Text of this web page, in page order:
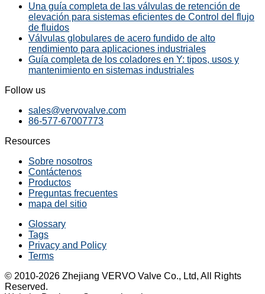
Una guía completa de las válvulas de retención de
elevación para sistemas eficientes de Control del flujo
de fluidos
Válvulas globulares de acero fundido de alto
rendimiento para aplicaciones industriales
Guía completa de los coladores en Y: tipos, usos y
mantenimiento en sistemas industriales
Follow us
sales@vervovalve.com
86-577-67007773
Resources
Sobre nosotros
Contáctenos
Productos
Preguntas frecuentes
mapa del sitio
Glossary
Tags
Privacy and Policy
Terms
© 2010-2026 Zhejiang VERVO Valve Co., Ltd, All Rights
Reserved.